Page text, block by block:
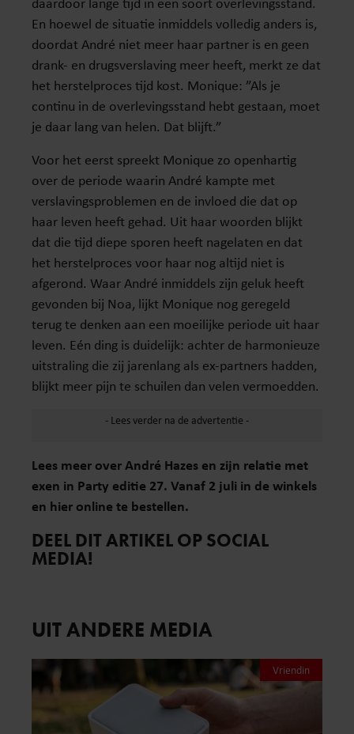
En hoewel de situatie inmiddels volledig anders is,
doordat André niet meer haar partner is en geen
drank- en drugsverslaving meer heeft, merkt ze dat
het herstelproces tijd kost. Monique: ”Als je
continu in de overlevingsstand hebt gestaan, moet
je daar lang van helen. Dat blijft.”
Voor het eerst spreekt Monique zo openhartig
over de periode waarin André kampte met
verslavingsproblemen en de invloed die dat op
haar leven heeft gehad. Uit haar woorden blijkt
dat die tijd diepe sporen heeft nagelaten en dat
het herstelproces voor haar nog altijd niet is
afgerond. Waar André inmiddels zijn geluk heeft
gevonden bij Noa, lijkt Monique nog geregeld
terug te denken aan een moeilijke periode uit haar
leven. Eén ding is duidelijk: achter de harmonieuze
uitstraling die zij jarenlang als ex-partners hadden,
blijkt meer pijn te schuilen dan velen vermoedden.
Lees meer over André Hazes en zijn relatie met
exen in Party editie 27. Vanaf 2 juli in de winkels
en hier online te bestellen.
DEEL DIT ARTIKEL OP SOCIAL
MEDIA!
UIT ANDERE MEDIA
Vriendin